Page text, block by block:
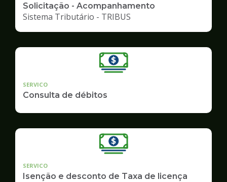
Solicitação - Acompanhamento
Sistema Tributário - TRIBUS
SERVICO
Consulta de débitos
SERVICO
Isenção e desconto de Taxa de licença